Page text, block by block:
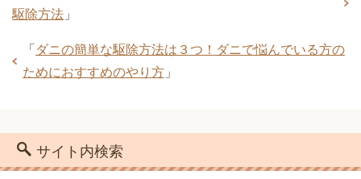
駆除方法 」
「 ダニの簡単な駆除方法は３つ！ダニで悩んでいる方の
ためにおすすめのやり方 」
サイト内検索